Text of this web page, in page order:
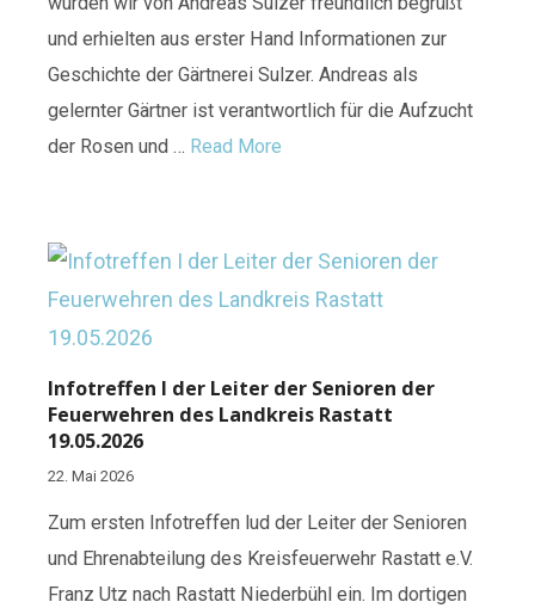
und erhielten aus erster Hand Informationen zur
Geschichte der Gärtnerei Sulzer. Andreas als
gelernter Gärtner ist verantwortlich für die Aufzucht
der Rosen und … Read More
Infotreffen I der Leiter der Senioren der
Feuerwehren des Landkreis Rastatt
19.05.2026
22. Mai 2026
Zum ersten Infotreffen lud der Leiter der Senioren
und Ehrenabteilung des Kreisfeuerwehr Rastatt e.V.
Franz Utz nach Rastatt Niederbühl ein. Im dortigen